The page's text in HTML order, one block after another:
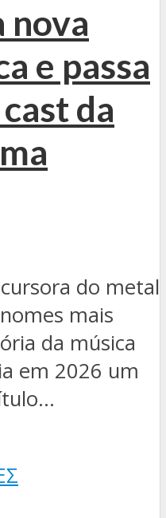
nova
e passa
da
do metal
mais
da música
em 2026 um